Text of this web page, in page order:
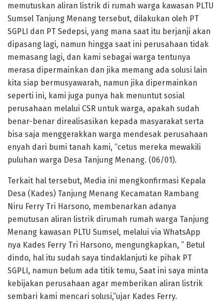
memutuskan aliran listrik di rumah warga kawasan PLTU
Sumsel Tanjung Menang tersebut, dilakukan oleh PT
SGPLI dan PT Sedepsi, yang mana saat itu berjanji akan
dipasang lagi, namun hingga saat ini perusahaan tidak
memasang lagi, dan kami sebagai warga tentunya
merasa dipermainkan dan jika memang ada solusi lain
kita siap bermusyawarah, namun jika dipermainkan
seperti ini, kami juga punya hak menuntut sosial
perusahaan melalui CSR untuk warga, apakah sudah
benar-benar direalisasikan kepada masyarakat serta
bisa saja menggerakkan warga mendesak perusahaan
enyah dari bumi tanah kami, “cetus mereka mewakili
puluhan warga Desa Tanjung Menang. (06/01).
Terkait hal tersebut, Media ini mengkonfirmasi Kepala
Desa (Kades) Tanjung Menang Kecamatan Rambang
Niru Ferry Tri Harsono, membenarkan adanya
pemutusan aliran listrik dirumah rumah warga Tanjung
Menang kawasan PLTU Sumsel, melalui via WhatsApp
nya Kades Ferry Tri Harsono, mengungkapkan, ” Betul
dindo, hal itu sudah saya tindaklanjuti ke pihak PT
SGPLI, namun belum ada titik temu, Saat ini saya minta
kebijakan perusahaan agar memberikan aliran listrik
sembari kami mencari solusi,”ujar Kades Ferry.